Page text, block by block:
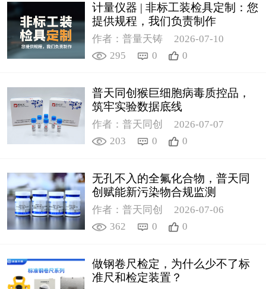
计量仪器 | 非标工装检具定制：您
提供规程，我们负责制作
作者：普量天铸
2026-07-10
295
0 0
普天同创猴巨细胞病毒质控品，
筑牢实验数据底线
作者：普天同创
2026-07-07
203
0 0
无孔不入的全氟化合物，普天同
创赋能新污染物合规监测
作者：普天同创
2026-07-06
362
0 0
做钢卷尺检定，为什么少不了标
准尺和检定装置？